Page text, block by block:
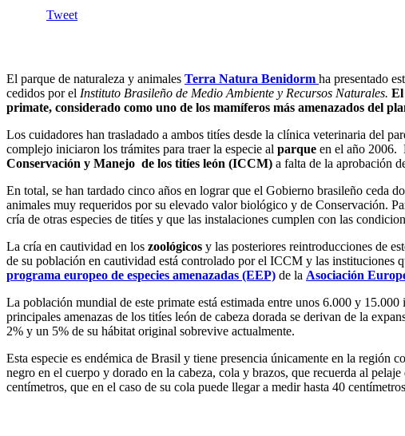
Tweet
El parque de naturaleza y animales Terra Natura Benidorm ha presentado
cedidos por el Instituto Brasileño de Medio Ambiente y Recursos Naturales. El
primate, considerado como uno de los mamíferos más amenazados del
Los cuidadores han trasladado a ambos titíes desde la clínica veterinaria del
complejo iniciaron los trámites para traer la especie al parque en el año 2006.
Conservación y Manejo de los titíes león (ICCM) a falta de la aprobación
En total, se han tardado cinco años en lograr que el Gobierno brasileño ceda
animales muy requeridos por su elevado valor biológico y de Conservación.
cría de otras especies de titíes y que las instalaciones cumplen con las
La cría en cautividad en los zoológicos y las posteriores reintroducciones de
de su población en cautividad está controlado por el ICCM y las instituciones
programa europeo de especies amenazadas (EEP) de la Asociación
La población mundial de este primate está estimada entre unos 6.000 y
principales amenazas de los titíes león de cabeza dorada se derivan de la
2% y un 5% de su hábitat original sobrevive actualmente.
Esta especie es endémica de Brasil y tiene presencia únicamente en la región
negro en el cuerpo y dorado en la cabeza, cola y brazos, que recuerda al
centímetros, que en el caso de su cola puede llegar a medir hasta 40